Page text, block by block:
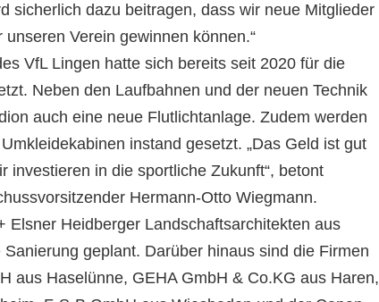
sicherlich dazu beitragen, dass wir neue Mitglieder
unseren Verein gewinnen können.“
VfL Lingen hatte sich bereits seit 2020 für die
Neben den Laufbahnen und der neuen Technik
auch eine neue Flutlichtanlage. Zudem werden
instand gesetzt. „Das Geld ist gut
investieren in die sportliche Zukunft“, betont
Hermann-Otto Wiegmann.
Elsner Heidberger Landschaftsarchitekten aus
geplant. Darüber hinaus sind die Firmen
aus Haselünne, GEHA GmbH & Co.KG aus Haren,